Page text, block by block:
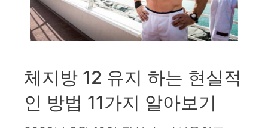
체지방 12 유지 하는 현실적
인 방법 11가지 알아보기